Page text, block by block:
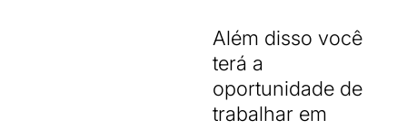
Além disso você
terá a
oportunidade de
trabalhar em